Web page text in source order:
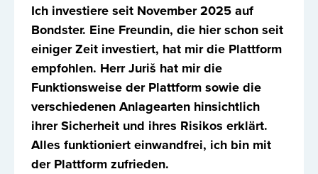
Ich investiere seit November 2025 auf
Bondster. Eine Freundin, die hier schon seit
einiger Zeit investiert, hat mir die Plattform
empfohlen. Herr Juriš hat mir die
Funktionsweise der Plattform sowie die
verschiedenen Anlagearten hinsichtlich
ihrer Sicherheit und ihres Risikos erklärt.
Alles funktioniert einwandfrei, ich bin mit
der Plattform zufrieden.